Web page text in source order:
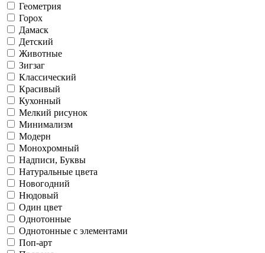
Геометрия
Горох
Дамаск
Детский
Животные
Зигзаг
Классический
Красивый
Кухонный
Мелкий рисунок
Минимализм
Модерн
Монохромный
Надписи, Буквы
Натуральные цвета
Новогодний
Нюдовый
Один цвет
Однотонные
Однотонные с элементами
Поп-арт